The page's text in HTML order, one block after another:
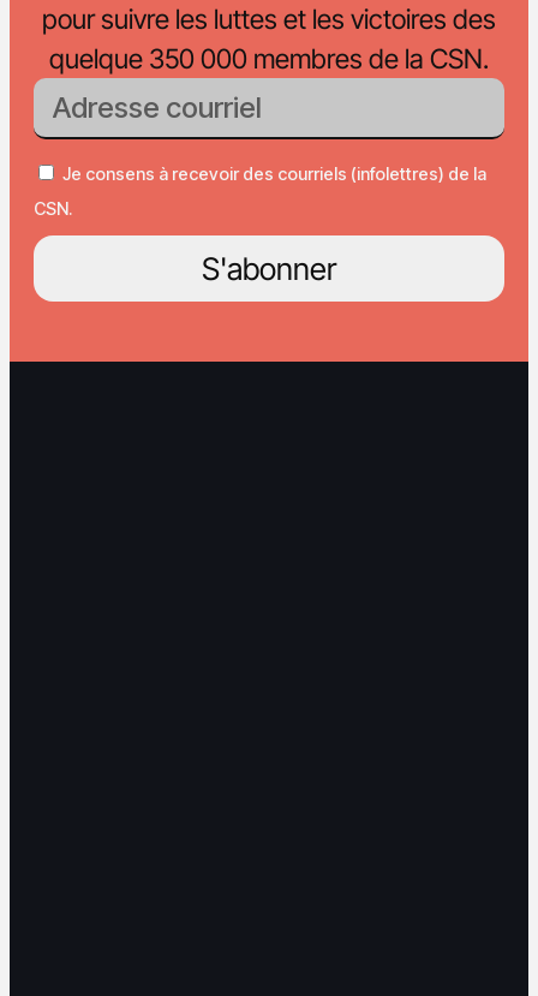
pour suivre les luttes et les victoires des
quelque 350 000 membres de la CSN.
Je consens à recevoir des courriels (infolettres) de la
CSN.
S'abonner